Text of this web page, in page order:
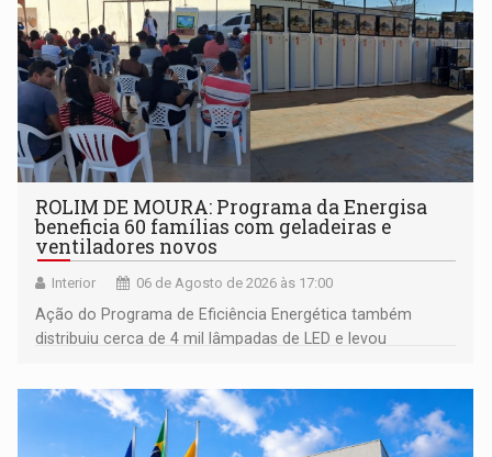
ROLIM DE MOURA: Programa da Energisa
beneficia 60 famílias com geladeiras e
ventiladores novos
Interior 06 de Agosto de 2026 às 17:00
Ação do Programa de Eficiência Energética também
distribuiu cerca de 4 mil lâmpadas de LED e levou
comunidade